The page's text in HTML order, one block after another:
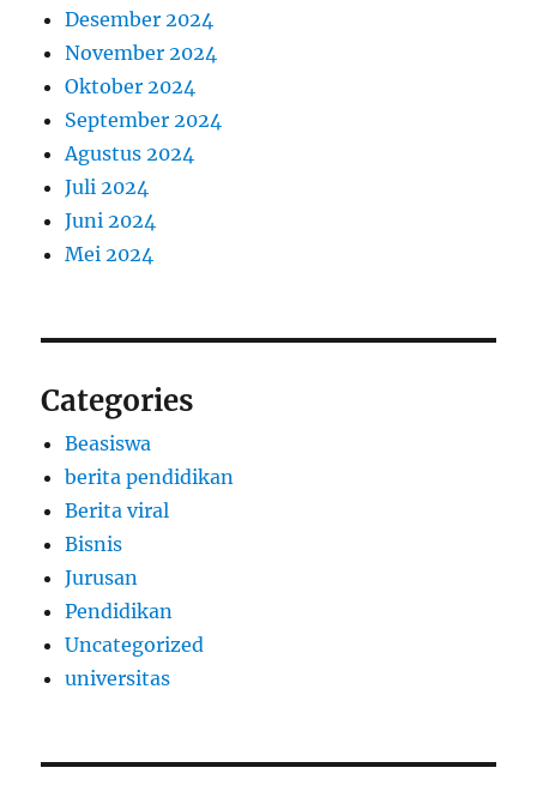
Desember 2024
November 2024
Oktober 2024
September 2024
Agustus 2024
Juli 2024
Juni 2024
Mei 2024
Categories
Beasiswa
berita pendidikan
Berita viral
Bisnis
Jurusan
Pendidikan
Uncategorized
universitas